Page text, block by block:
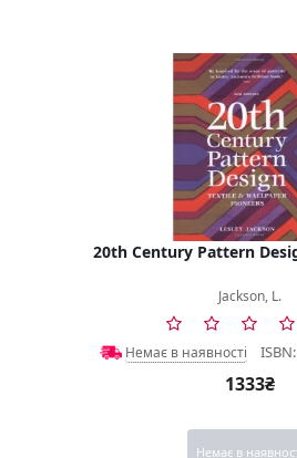
20th Century Pattern
Jackson, L.
Немає в наявності
1333₴
Немає в